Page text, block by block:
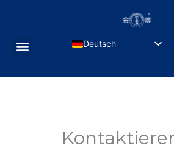
Menü
Deutsch
Español de México